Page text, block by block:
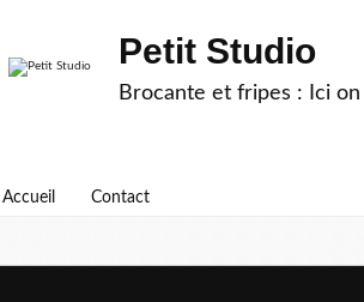
Petit Studio
Brocante et fripes : Ici
Accueil Contact